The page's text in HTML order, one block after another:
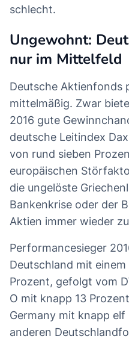
schlecht.
Ungewohnt:
nur im Mittelfeld
Deutsche Aktienfonds
mittelmäßig. Zwar
2016 gute
deutsche Leitindex
von rund sieben
europäischen
die ungelöste
Bankenkrise oder der
Aktien immer wieder
Performancesieger
Deutschland mit
Prozent, gefolgt vom
O mit knapp 13
Germany mit knapp
anderen